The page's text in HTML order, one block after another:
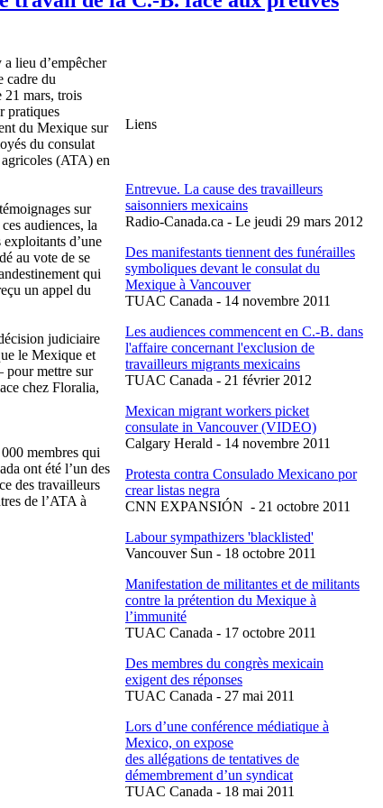
Liens
Entrevue. La cause des travailleurs
saisonniers mexicains
Radio-Canada.ca - Le jeudi 29 mars 2012
Des manifestants tiennent des funérailles
symboliques devant le consulat du
Mexique à Vancouver
TUAC Canada - 14 novembre 2011
Les audiences commencent en C.-B. dans
l'affaire concernant l'exclusion de
travailleurs migrants mexicains
TUAC Canada - 21 février 2012
Mexican migrant workers picket
consulate in Vancouver (VIDEO)
Calgary Herald - 14 novembre 2011
Protesta contra Consulado Mexicano por
crear listas negra
CNN EXPANSIÓN - 21 octobre 2011
Laboursympathizers 'blacklisted'
Vancouver Sun - 18 octobre 2011
Manifestation de militantes et de militants
contre la prétention du Mexique à
l’immunité
TUAC Canada - 17 octobre 2011
Des membres du congrès mexicain
exigent des réponses
TUAC Canada - 27 mai 2011
Lors d’une conférence médiatique à
Mexico, on expose
des allégations de tentatives de
démembrement d’un syndicat
TUAC Canada - 18 mai 2011
a lieu d’empêcher
cadre du
21 mars, trois
pratiques
du Mexique sur
du consulat
agricoles (ATA) en
témoignages sur
ces audiences, la
exploitants d’une
au vote de se
qui
un appel du
judiciaire
le Mexique et
pourmettre sur
chez Floralia,
membres qui
ont été l’un des
des travailleurs
de l’ATA à